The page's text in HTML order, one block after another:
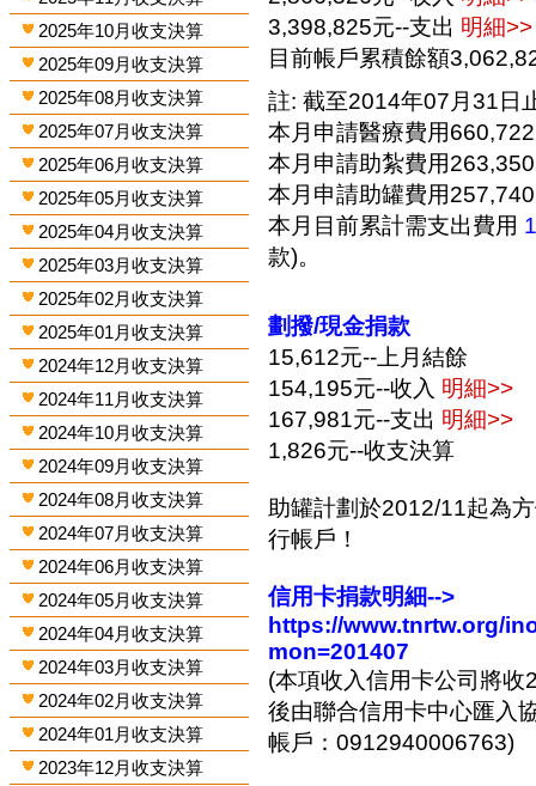
2025年10月收支決算
2025年09月收支決算
2025年08月收支決算
2025年07月收支決算
2025年06月收支決算
2025年05月收支決算
2025年04月收支決算
2025年03月收支決算
2025年02月收支決算
2025年01月收支決算
2024年12月收支決算
2024年11月收支決算
2024年10月收支決算
2024年09月收支決算
2024年08月收支決算
2024年07月收支決算
2024年06月收支決算
2024年05月收支決算
2024年04月收支決算
2024年03月收支決算
2024年02月收支決算
2024年01月收支決算
2023年12月收支決算
3,398,825元--支出 明細>>
目前帳戶累積餘額
註: 截至2014年07月31日
本月申請醫療費用
本月申請助紮費用
本月申請助罐費用
本月目前累計需支出費用
款)。
劃撥/現金捐款
15,612元--上月結餘
154,195元--收入 明細>>
167,981元--支出 明細>>
1,826元--收支決算
助罐計劃於2012/11起為
行帳戶！
信用卡捐款明細-->
https://www.tnrtw.org/
mon=201407
(本項收入信用卡公司將
後由聯合信用卡中心匯入
帳戶：0912940006763)